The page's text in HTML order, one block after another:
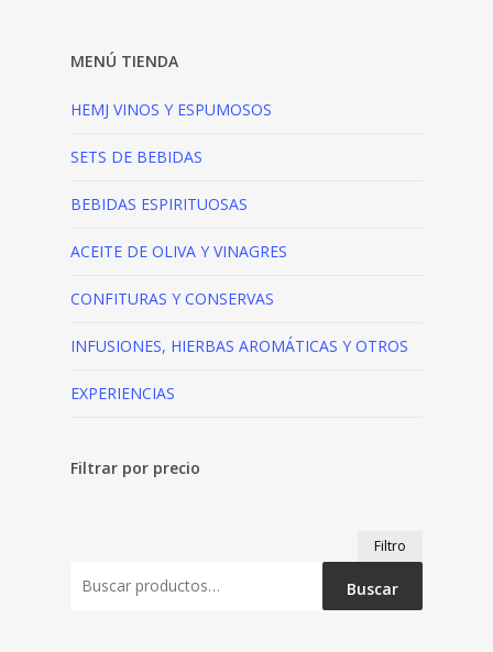
MENÚ TIENDA
HEMJ VINOS Y ESPUMOSOS
SETS DE BEBIDAS
BEBIDAS ESPIRITUOSAS
ACEITE DE OLIVA Y VINAGRES
CONFITURAS Y CONSERVAS
INFUSIONES, HIERBAS AROMÁTICAS Y OTROS
EXPERIENCIAS
Filtrar por precio
mínimo
máximo
Filtro
Buscar